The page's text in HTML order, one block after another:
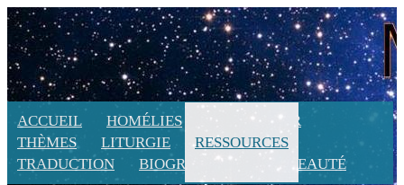
ACCUEIL HOMÉLIES
CALENDRIER
THÈMES
LITURGIE
RESSOURCES
TRADUCTION
BIOGRAPHIE NOUVEAUTÉ